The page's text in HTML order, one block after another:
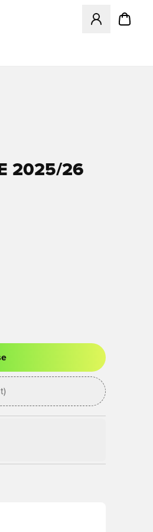
Åbner en
2025/26
dig som medlem